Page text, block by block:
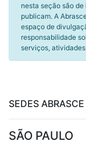
nesta seção são
publicam. A
espaço de
responsabilidade
serviços,
SEDES ABRASCE
SÃO PAULO